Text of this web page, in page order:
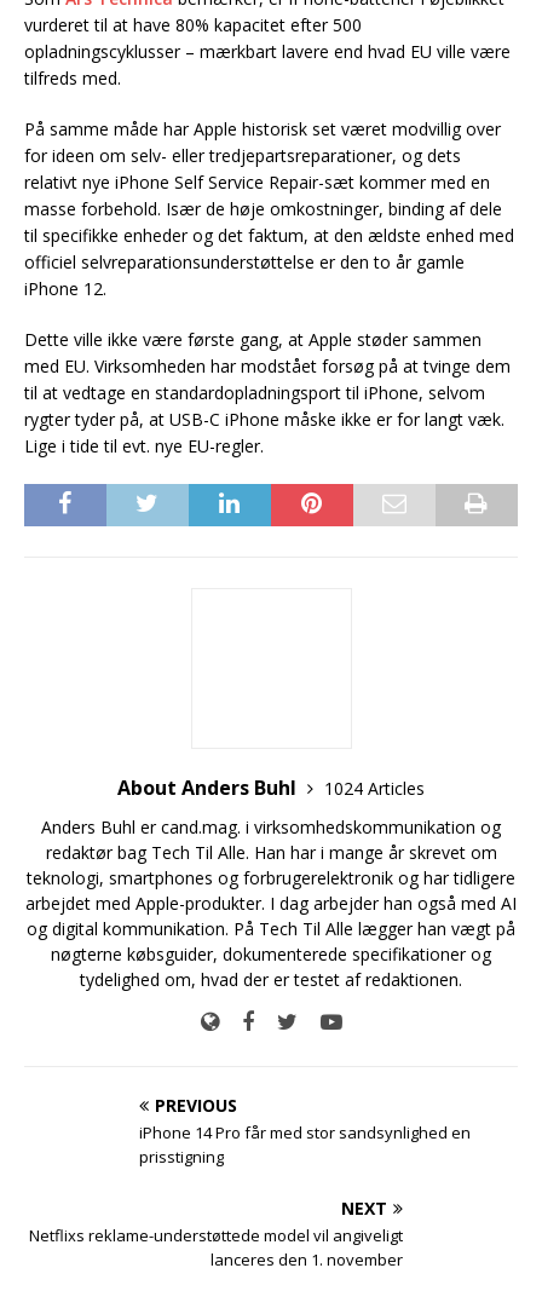
vurderet til at have 80% kapacitet efter 500
opladningscyklusser – mærkbart lavere end hvad EU ville være
tilfreds med.
På samme måde har Apple historisk set været modvillig over
for ideen om selv- eller tredjepartsreparationer, og dets
relativt nye iPhone Self Service Repair-sæt kommer med en
masse forbehold. Især de høje omkostninger, binding af dele
til specifikke enheder og det faktum, at den ældste enhed med
officiel selvreparationsunderstøttelse er den to år gamle
iPhone 12.
Dette ville ikke være første gang, at Apple støder sammen
med EU. Virksomheden har modstået forsøg på at tvinge dem
til at vedtage en standardopladningsport til iPhone, selvom
rygter tyder på, at USB-C iPhone måske ikke er for langt væk.
Lige i tide til evt. nye EU-regler.
About Anders Buhl
1024 Articles
Anders Buhl er cand.mag. i virksomhedskommunikation og
redaktør bag Tech Til Alle. Han har i mange år skrevet om
teknologi, smartphones og forbrugerelektronik og har tidligere
arbejdet med Apple-produkter. I dag arbejder han også med AI
og digital kommunikation. På Tech Til Alle lægger han vægt på
nøgterne købsguider, dokumenterede specifikationer og
tydelighed om, hvad der er testet af redaktionen.
PREVIOUS
iPhone 14 Pro får med stor sandsynlighed en
prisstigning
NEXT
Netflixs reklame-understøttede model vil angiveligt
lanceres den 1. november